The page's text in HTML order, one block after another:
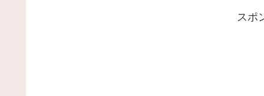
スポ